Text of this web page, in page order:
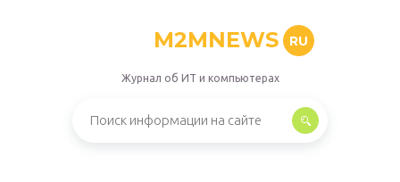
M2MNEWS RU
Журнал об ИТ и компьютерах